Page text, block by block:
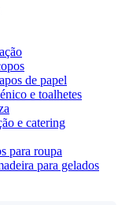
de papel
e toalhetes
e catering
para roupa
para gelados